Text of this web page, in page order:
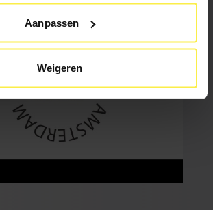
Aanpassen
Weigeren